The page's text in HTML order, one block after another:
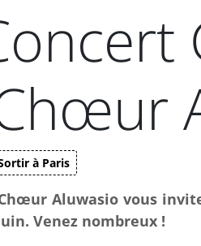
à Paris
Aluwasio vous
Venez nombreux !